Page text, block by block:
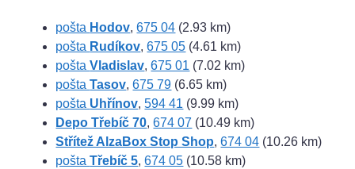
pošta Hodov,675 04 (2.93 km)
pošta Rudíkov,675 05 (4.61 km)
poštaVladislav,675 01 (7.02 km)
poštaTasov,675 79 (6.65 km)
pošta Uhřínov,594 41 (9.99 km)
Depo Třebíč 70,674 07 (10.49 km)
Střítež AlzaBox Stop Shop,674 04 (10.26 km)
poštaTřebíč 5,674 05 (10.58 km)